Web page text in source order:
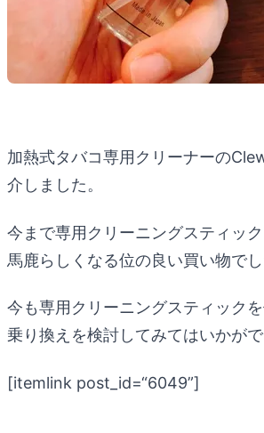
加熱式タバコ専用クリーナーの
介しました。
今まで専用クリーニングスティッ
馬鹿らしくなる位の良い買い物でし
今も専用クリーニングスティック
乗り換えを検討してみてはいかが
[itemlink post_id=“6049”]